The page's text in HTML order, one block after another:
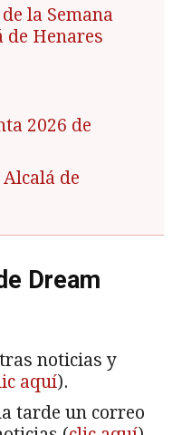
la Semana
de Henares
2026 de
Alcalá de
Dream
noticias y
aquí).
tarde un correo